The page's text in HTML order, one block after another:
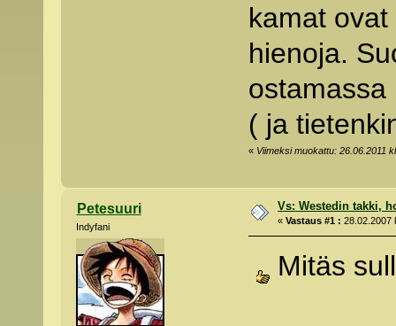
kamat
hienoja.
ostamassa
( ja
« Viimeksi muokattu: 26.06.2011
Petesuuri
Indyfani
Vs: Westedin takki,
«Vastaus #1 : 28.02.2007
Mitäs